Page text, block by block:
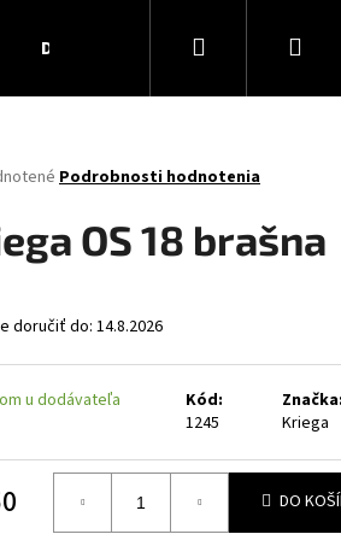
Darčekové poukážkyHľadať
Podrobnosti hodnotenia
OS 18 brašna
doručiť do: 14.8.2026
u dodávateľa
Kód:
1245
Značka:
Kriega
DO
MATT